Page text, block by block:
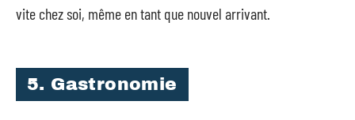
vite chez soi, même en tant que nouvel arrivant.
5. Gastronomie